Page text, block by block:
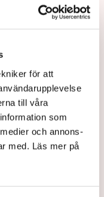
för att
till våra
som
och annons-
med. Läs mer på
på Women in Tech.
åldrar också få